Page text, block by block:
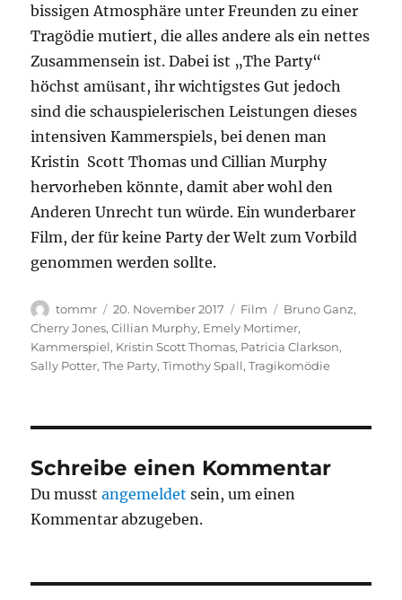
bissigen Atmosphäre unter Freunden zu einer
Tragödie mutiert, die alles andere als ein nettes
Zusammensein ist. Dabei ist „The Party“
höchst amüsant, ihr wichtigstes Gut jedoch
sind die schauspielerischen Leistungen dieses
intensiven Kammerspiels, bei denen man
Kristin Scott Thomas und Cillian Murphy
hervorheben könnte, damit aber wohl den
Anderen Unrecht tun würde. Ein wunderbarer
Film, der für keine Party der Welt zum Vorbild
genommen werden sollte.
Autor
tommr
Veröffentlicht
am
20. November 2017 Kategorien
Film Schlagwörter
Bruno Ganz,
Cherry Jones,Cillian Murphy, Emely Mortimer,
Kammerspiel, Kristin Scott Thomas, Patricia Clarkson,
Sally Potter,The Party,Timothy Spall,Tragikomödie
Schreibe einen Kommentar
Du musstangemeldet sein, um einen
Kommentar abzugeben.